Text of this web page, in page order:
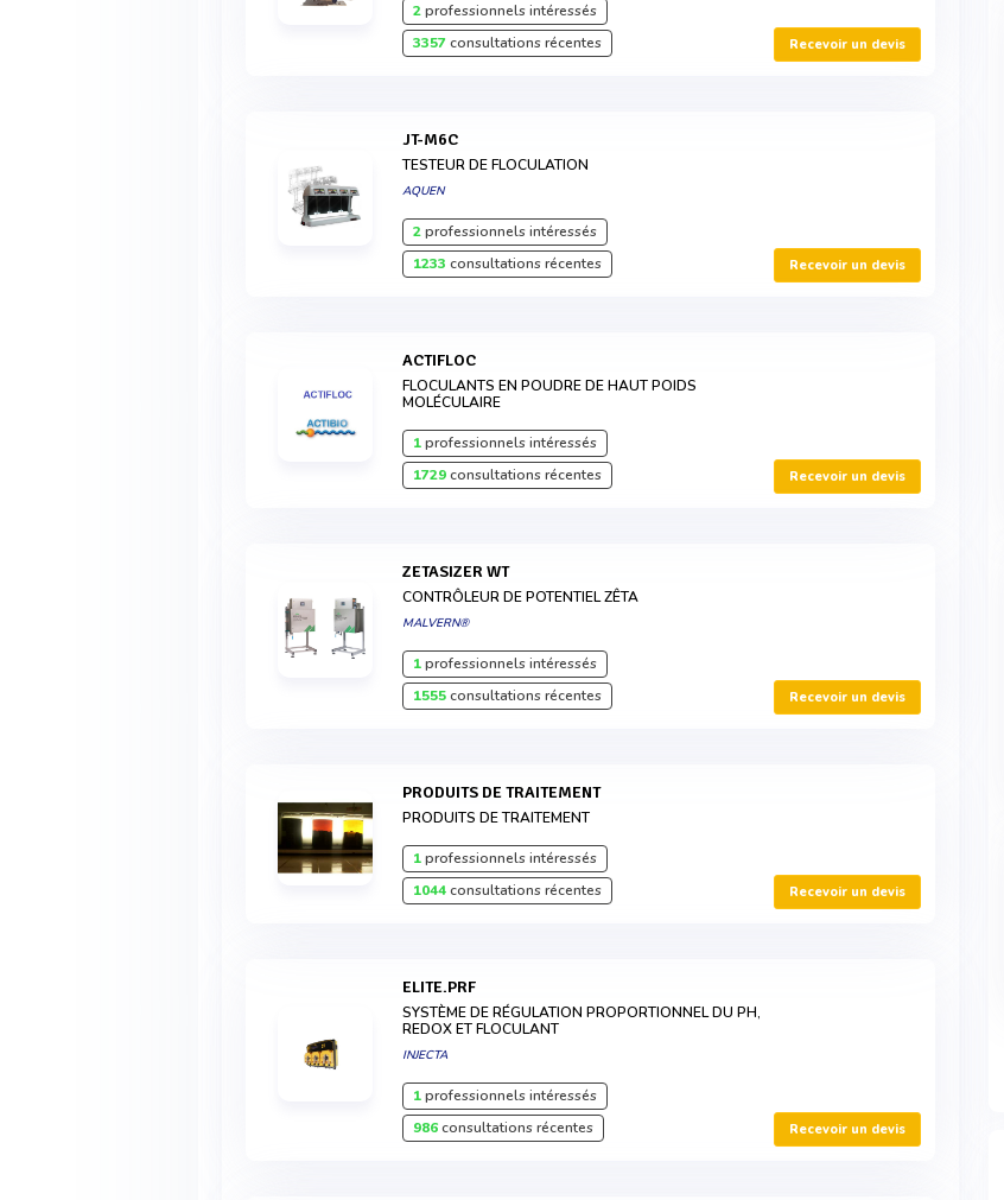
2professionnels intéressés
3357consultations récentes Recevoir un devis
JT-M6C
TESTEUR DE FLOCULATION
AQUEN
2professionnels intéressés
1233 consultations récentes Recevoir un devis
ACTIFLOC
FLOCULANTS EN POUDRE DE HAUT POIDS
MOLÉCULAIRE
1professionnels intéressés
1729consultations récentes Recevoir un devis
ZETASIZER WT
CONTRÔLEUR DE POTENTIEL ZÊTA
MALVERN®
1professionnels intéressés
1555consultations récentes Recevoir un devis
PRODUITS DE TRAITEMENT
PRODUITS DE TRAITEMENT
1professionnels intéressés
1044consultations récentes Recevoir un devis
ELITE.PRF
SYSTÈME DE RÉGULATION PROPORTIONNEL DU PH,
REDOX ET FLOCULANT
INJECTA
1professionnels intéressés
986consultations récentes Recevoir un devis